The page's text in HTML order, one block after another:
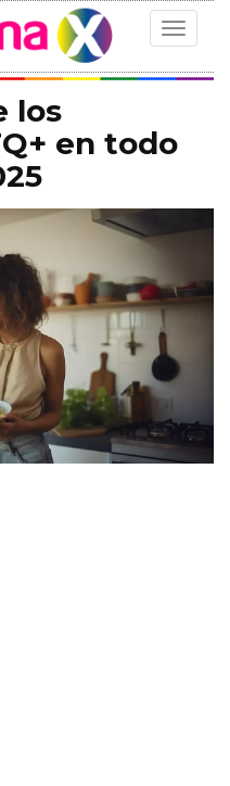
Toggle
los
en todo